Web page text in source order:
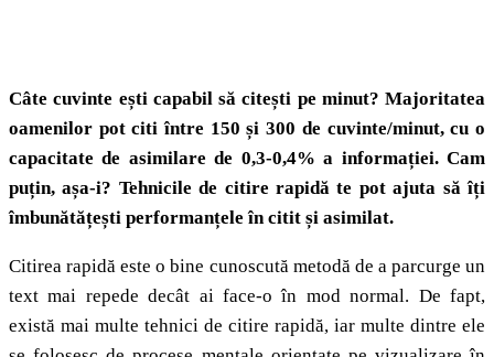
Câte cuvinte ești capabil să citești pe minut? Majoritatea
oamenilor pot citi între 150 și 300 de cuvinte/minut, cu o
capacitate de asimilare de 0,3-0,4% a informației.Cam
puțin, așa-i? Tehnicile de citire rapidă te pot ajuta să îți
îmbunătățești performanțele în citit și asimilat.
Citirea rapidă este o bine cunoscută metodă de a parcurge un
text mai repede decât ai face-o în mod normal. De fapt,
există mai multe tehnici de citire rapidă, iar multe dintre ele